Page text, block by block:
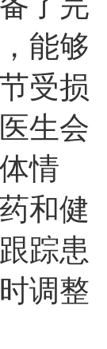
能够
受损
生会
情
和健
踪患
调整